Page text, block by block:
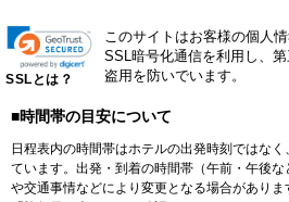
SSLとは？
このサイトはお客様の個人
SSL暗号化通信を利用し、
盗用を防いでいます。
■時間帯の目安について
日程表内の時間帯はホテルの出発時刻ではな
ています。出発・到着の時間帯（午前・午後
や交通事情などにより変更となる場合があり